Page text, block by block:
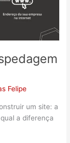
Felipe
um site: a
a diferença